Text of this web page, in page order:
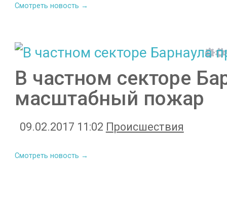
Смотреть новость →
В частном секторе
масштабный пожар
09.02.2017 11:02 Происшествия
Смотреть новость →